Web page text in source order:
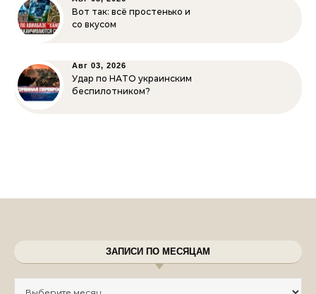
Вот так: всё простенько и
со вкусом
Авг 03, 2026
Удар по НАТО украинским
беспилотником?
ЗАПИСИ ПО МЕСЯЦАМ